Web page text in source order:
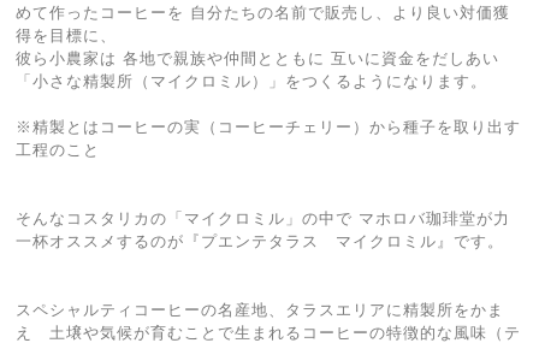
めて作ったコーヒーを 自分たちの名前で販売し、より良い対価獲
得を目標に、
彼ら小農家は 各地で親族や仲間とともに 互いに資金をだしあい
「小さな精製所（マイクロミル）」をつくるようになります。
※精製とはコーヒーの実（コーヒーチェリー）から種子を取り出す
工程のこと
そんなコスタリカの「マイクロミル」の中で マホロバ珈琲堂が力
一杯オススメするのが『プエンテタラス マイクロミル』です。
スペシャルティコーヒーの名産地、タラスエリアに精製所をかま
え 土壌や気候が育むことで生まれるコーヒーの特徴的な風味（テ